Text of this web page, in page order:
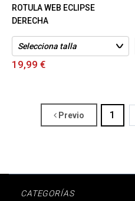
ROTULA WEB ECLIPSE
DERECHA
19,99 €
Previo 1
CATEGORÍAS